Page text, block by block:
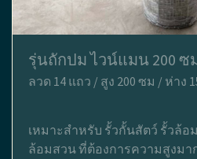
รุ่นถักปม ไวน์แมน 200 ซ
ลวด 14 แถว / สูง 200 ซม / ห่าง
เหมาะสำหรับ รั้วกั้นสัตว์ รั้วล้อ
ล้อมสวน ที่ต้องการความสูงมา